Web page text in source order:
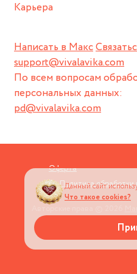
Написать в Макс
support@vivalavika.com
По всем вопросам
персональных данных:
pd@vivalavika.com
Карьера
Оферта
Политика обработки
Данный сайт
Что такое cookies?